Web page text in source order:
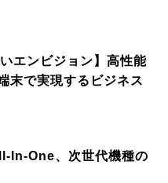
エンビジョン】高性能
末で実現するビジネス
In-One、次世代機種の